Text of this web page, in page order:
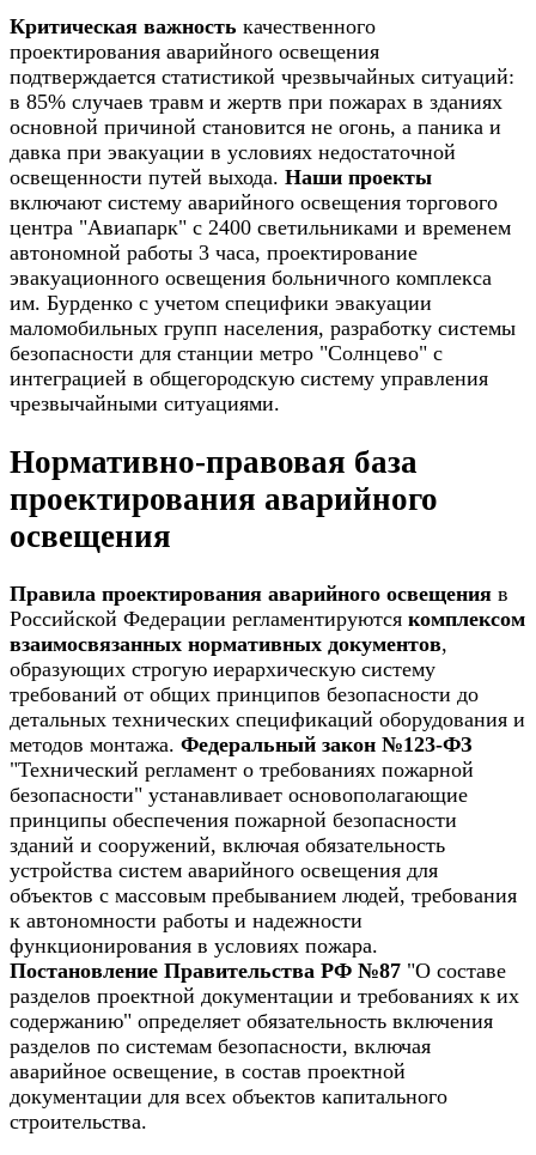
Критическая важность качественного
проектирования аварийного освещения
подтверждается статистикой чрезвычайных ситуаций:
в 85% случаев травм и жертв при пожарах в зданиях
основной причиной становится не огонь, а паника и
давка при эвакуации в условиях недостаточной
освещенности путей выхода. Наши проекты
включают систему аварийного освещения торгового
центра "Авиапарк" с 2400 светильниками и временем
автономной работы 3 часа, проектирование
эвакуационного освещения больничного комплекса
им. Бурденко с учетом специфики эвакуации
маломобильных групп населения, разработку системы
безопасности для станции метро "Солнцево" с
интеграцией в общегородскую систему управления
чрезвычайными ситуациями.
Нормативно-правовая база
проектирования аварийного
освещения
Правила проектирования аварийного освещения в
Российской Федерации регламентируются комплексом
взаимосвязанных нормативных документов,
образующих строгую иерархическую систему
требований от общих принципов безопасности до
детальных технических спецификаций оборудования и
методов монтажа. Федеральный закон №123-ФЗ
"Технический регламент о требованиях пожарной
безопасности" устанавливает основополагающие
принципы обеспечения пожарной безопасности
зданий и сооружений, включая обязательность
устройства систем аварийного освещения для
объектов с массовым пребыванием людей, требования
к автономности работы и надежности
функционирования в условиях пожара.
Постановление Правительства РФ №87 "О составе
разделов проектной документации и требованиях к их
содержанию" определяет обязательность включения
разделов по системам безопасности, включая
аварийное освещение, в состав проектной
документации для всех объектов капитального
строительства.